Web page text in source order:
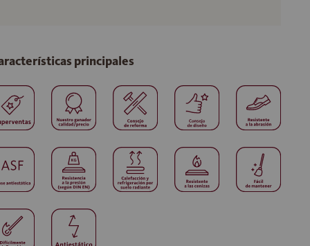
principales